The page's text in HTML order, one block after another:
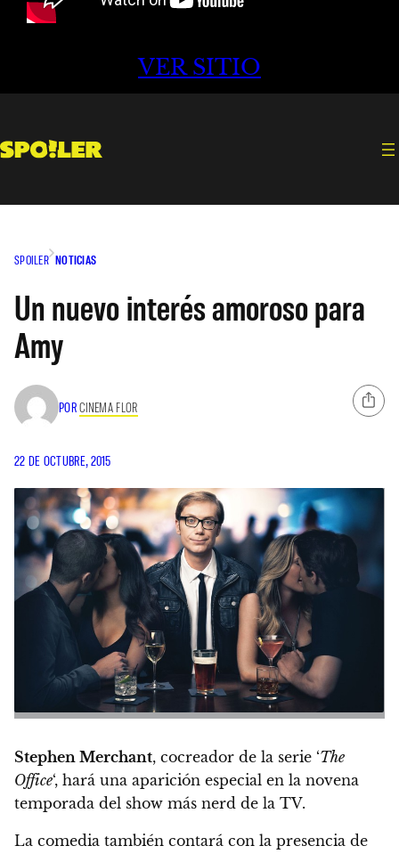
VER SITIO
SPOILER NOTICIAS
Un nuevo interés amoroso para
Amy
PORCINEMA FLOR
22 DE OCTUBRE, 2015
Stephen Merchant, cocreador de la serie ‘The
Office‘, hará una aparición especial en la novena
temporada del show más nerd de la TV.
La comedia también contará con la presencia de